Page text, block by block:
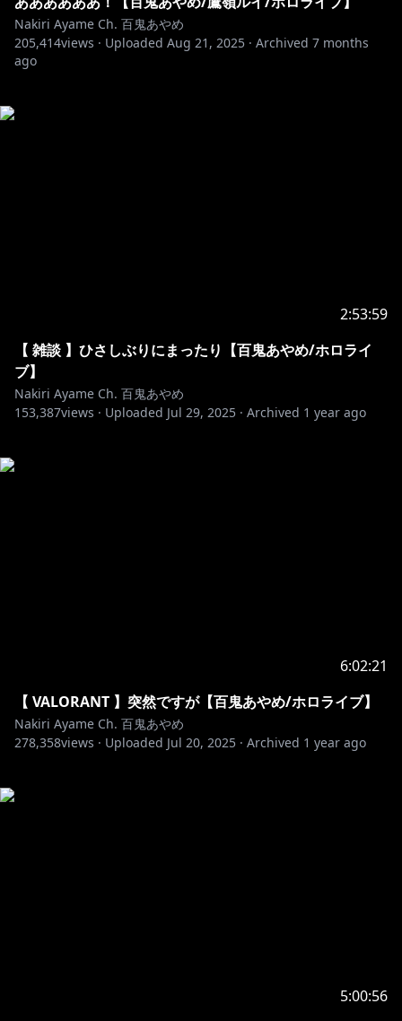
Nakiri Ayame Ch. 百鬼あやめ
205,414views · Uploaded Aug 21, 2025 · Archived 7 months
ago
2:53:59
【 雑談 】ひさしぶりにまったり【百鬼あやめ/ホロライ
ブ】
Nakiri Ayame Ch. 百鬼あやめ
153,387views · Uploaded Jul 29, 2025 · Archived 1 year ago
6:02:21
【 VALORANT 】突然ですが【百鬼あやめ/ホロライブ】
Nakiri Ayame Ch. 百鬼あやめ
278,358views · Uploaded Jul 20, 2025 · Archived 1 year ago
5:00:56